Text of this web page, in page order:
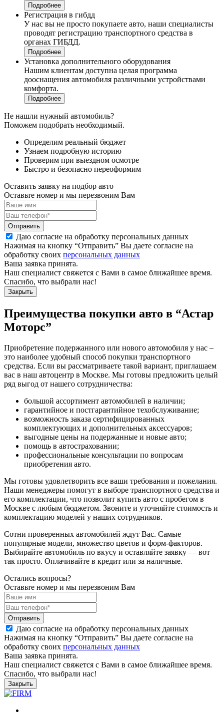
Подробнее
Регистрация в гибдд
У нас вы не просто покупаете авто, наши специалисты
проводят регистрацию транспортного средства в
органах ГИБДД.
Подробнее
Установка дополнительного оборудования
Нашим клиентам доступна целая программа
дооснащения автомобиля различными устройствами
комфорта.
Подробнее
Не нашли нужный автомобиль?
Поможем подобрать необходимый.
Определим реальный бюджет
Узнаем подробную историю
Проверим при выездном осмотре
Быстро и безопасно переоформим
Оставить заявку на подбор авто
Оставьте номер и мы перезвоним Вам
Отправить
Даю согласие на обработку персональных данных
Нажимая на кнопку “Отправить” Вы даете согласие на
обработку своих персональных данных
Ваша заявка принята.
Наш специалист свяжется с Вами в самое ближайшее время.
Спасибо, что выбрали нас!
Закрыть
Преимущества покупки авто в “Астар
Моторс”
Приобретение подержанного или нового автомобиля у нас –
это наиболее удобный способ покупки транспортного
средства. Если вы рассматриваете такой вариант, приглашаем
вас в наш автоцентр в Москве. Мы готовы предложить целый
ряд выгод от нашего сотрудничества:
большой ассортимент автомобилей в наличии;
гарантийное и постгарантийное техобслуживание;
возможность заказа сертифицированных
комплектующих и дополнительных аксессуаров;
выгодные цены на подержанные и новые авто;
помощь в автостраховании;
профессиональные консультации по вопросам
приобретения авто.
Мы готовы удовлетворить все ваши требования и пожелания.
Наши менеджеры помогут в выборе транспортного средства и
его комплектации, что позволит купить авто с пробегом в
Москве с любым бюджетом. Звоните и уточняйте стоимость и
комплектацию моделей у наших сотрудников.
Сотни проверенных автомобилей ждут Вас. Самые
популярные модели, множество цветов и форм-факторов.
Выбирайте автомобиль по вкусу и оставляйте заявку — вот
так просто. Оплачивайте в кредит или за наличные.
Остались вопросы?
Оставьте номер и мы перезвоним Вам
Отправить
Даю согласие на обработку персональных данных
Нажимая на кнопку “Отправить” Вы даете согласие на
обработку своих персональных данных
Ваша заявка принята.
Наш специалист свяжется с Вами в самое ближайшее время.
Спасибо, что выбрали нас!
Закрыть